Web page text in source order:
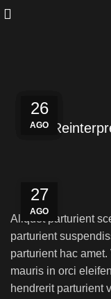
27
AGO
Aliquet parturient
parturient
parturient hac
mauris in orci
hendrerit parturient
27
AGO
27
AGO
26
AGO
26
AGO
26
AGO